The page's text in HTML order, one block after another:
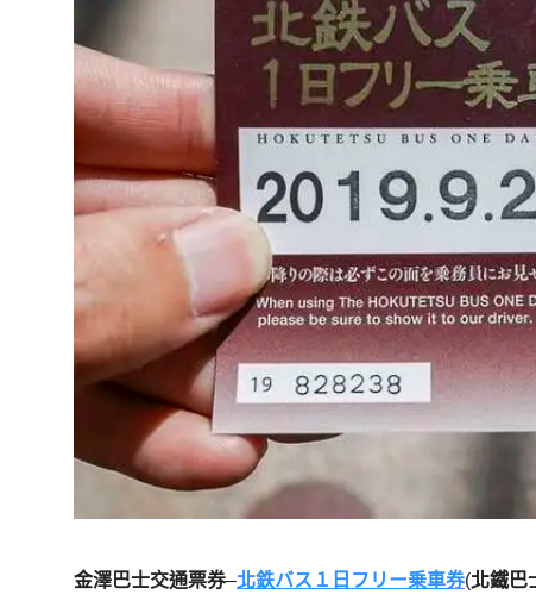
金澤巴士交通票券–北鉄バス１日フリー乗車券(北鐵巴